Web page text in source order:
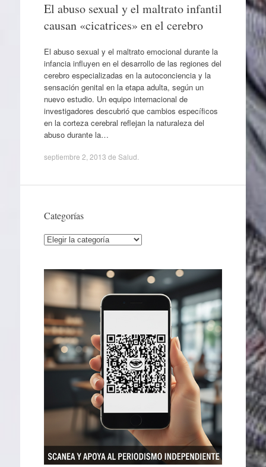
El abuso sexual y el maltrato infantil
causan «cicatrices» en el cerebro
El abuso sexual y el maltrato emocional durante la
infancia influyen en el desarrollo de las regiones del
cerebro especializadas en la autoconciencia y la
sensación genital en la etapa adulta, según un
nuevo estudio. Un equipo internacional de
investigadores descubrió que cambios específicos
en la corteza cerebral reflejan la naturaleza del
abuso durante la…
septiembre 2, 2013 de Salud
Categorías
Categorías